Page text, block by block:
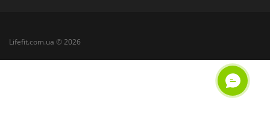
Lifefit.com.ua © 2026